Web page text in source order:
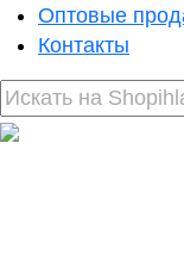
Оптовые
Контакты